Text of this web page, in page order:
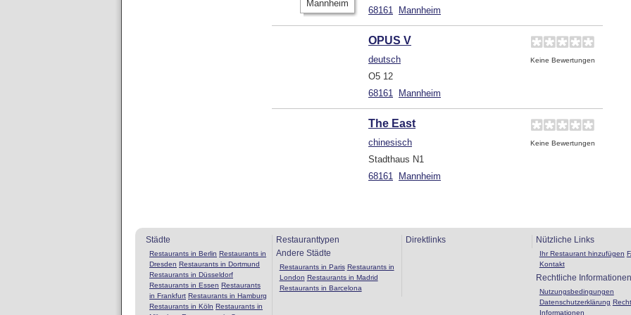
68161
Mannheim
OPUS V
deutsch Keine Bewertungen
O5 12
68161
Mannheim
The East
chinesisch Keine Bewertungen
Stadthaus N1
68161
Mannheim
Städte
Restaurants in Berlin Restaurants in
Dresden Restaurants in Dortmund
Restaurants in Düsseldorf
Restaurants in Essen Restaurants
in Frankfurt Restaurants in Hamburg
Restaurants in Köln Restaurants in
Restauranttypen
Andere Städte
Restaurants in Paris Restaurants in
London Restaurants in Madrid
Restaurants in Barcelona
Direktlinks Nützliche Links
Ihr Restaurant hinzufügen
Kontakt
Rechtliche Informationen
Nutzungsbedingungen
Datenschutzerklärung
Informationen